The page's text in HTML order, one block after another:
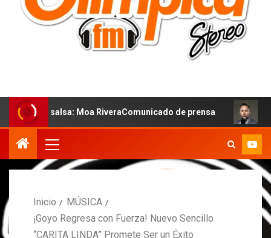
Moa RiveraComunicado de prensa MARCOS
Inicio
MÚSICA
¡Goyo Regresa con Fuerza! Nuevo Sencillo
“CARITA LINDA” Promete Ser un Éxito